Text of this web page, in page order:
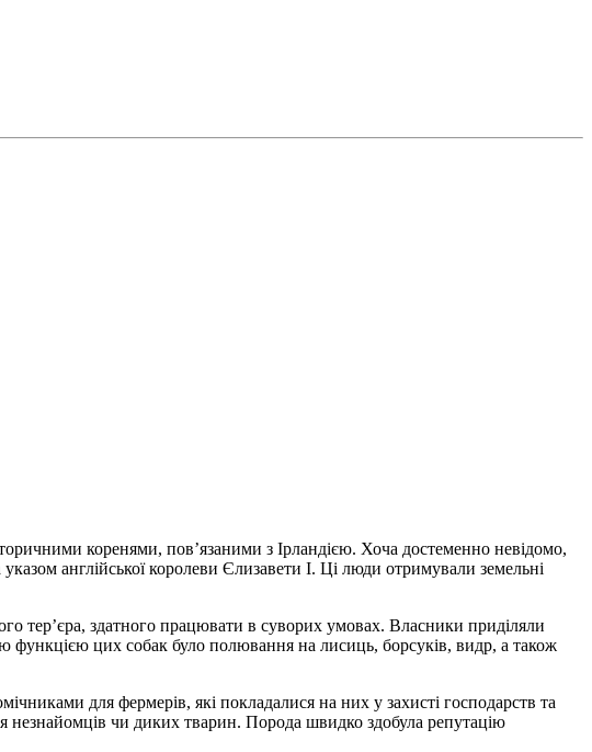
коренями, пов’язаними з Ірландією. Хоча достеменно невідомо,
англійської королеви Єлизавети I. Ці люди отримували земельні
тер’єра, здатного працювати в суворих умовах. Власники приділяли
функцією цих собак було полювання на лисиць, борсуків, видр, а також
для фермерів, які покладалися на них у захисті господарств та
незнайомців чи диких тварин. Порода швидко здобула репутацію